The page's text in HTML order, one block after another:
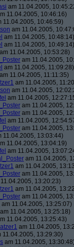
am 11.04.2005,
11.04.2005, 10:46:16)
11.04.2005, 10:46:59)
am 11.04.2005,
am 11.04.2005, 10:48:14)
am 11.04.2005, 10:49:14)
am 11.04.2005, 10:53:28)
am 11.04.2005,
am 11.04.2005, 11:09:28)
am 11.04.2005, 11:11:35)
am 11.04.2005,
am 11.04.2005,
am 11.04.2005,
am 11.04.2005,
am 11.04.2005,
am 11.04.2005,
am 11.04.2005,
11.04.2005, 13:03:44)
11.04.2005, 13:04:19)
am 11.04.2005,
am 11.04.2005,
am 11.04.2005,
am 11.04.2005,
13:20:23)
am 11.04.2005,
am 11.04.2005,
am 11.04.2005, 13:25:07)
am 11.04.2005, 13:25:18)
11.04.2005, 13:25:43)
am 11.04.2005,
11.04.2005, 13:29:30)
am 11.04.2005,